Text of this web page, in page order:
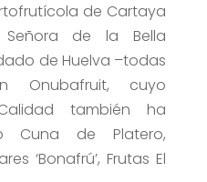
de Cartaya
Señora de la Bella
de Huelva –todas
Onubafruit, cuyo
también ha
Cuna de Platero,
‘Bonafrú’, Frutas El